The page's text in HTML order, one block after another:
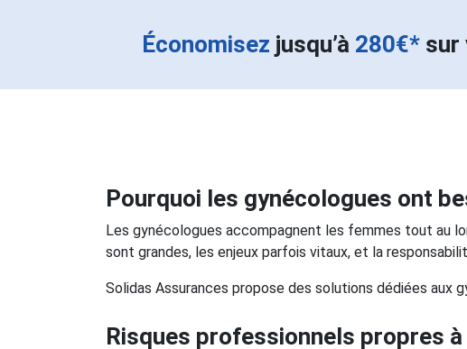
Économisez jusqu’à 280€* sur
Pourquoi les gynécologues ont
Les gynécologues accompagnent les femmes tout au
sont grandes, les enjeux parfois vitaux, et la
Solidas Assurances propose des solutions dédiées aux
Risques professionnels propres